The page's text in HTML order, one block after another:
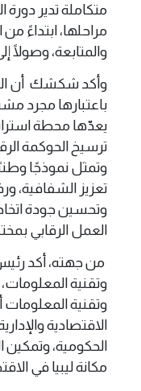
متكاملة تدير
مراحلها، ابتداءً
والمتابعة، وصولًا
وأكد شكشك أن
باعتبارها مجرد
يعدّها محطة
ترسيخ الحوكمة
وتمثل نموذجًا
تعزيز الشفافية،
وتحسين جودة
العمل الرقابي
من جهته، أكد
وتقنية
وتقنية المعلومات
الاقتصادية
الحكومية، وتمكين
مكانة ليبيا في